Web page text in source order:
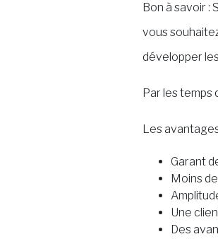
Bon à savoir :
vous
développer
Par les temps
Les
Garant
Moins
Une
Des